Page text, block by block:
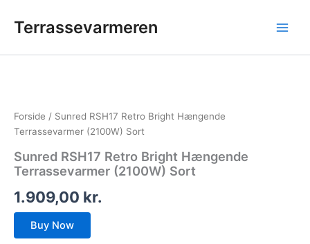
Terrassevarmeren
Forside / Sunred RSH17 Retro Bright Hængende
Terrassevarmer (2100W) Sort
Sunred RSH17 Retro Bright Hængende
Terrassevarmer (2100W) Sort
1.909,00 kr.
Buy Now